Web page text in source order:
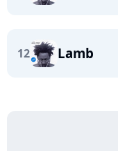
12 Lamb